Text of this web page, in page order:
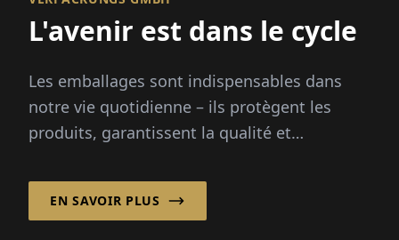
L'avenir est dans le cycle
Les emballages sont indispensables dans
notre vie quotidienne – ils protègent les
produits, garantissent la qualité et
Verpack...
EN SAVOIR PLUS